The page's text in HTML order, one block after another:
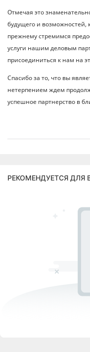
Отмечая это
будущего и возможностей,
прежнему стремимся
услуги нашим деловым
присоединиться к нам на
Спасибо за то, что вы
нетерпением ждем
успешное партнерство в
РЕКОМЕНДУЕТСЯ ДЛЯ